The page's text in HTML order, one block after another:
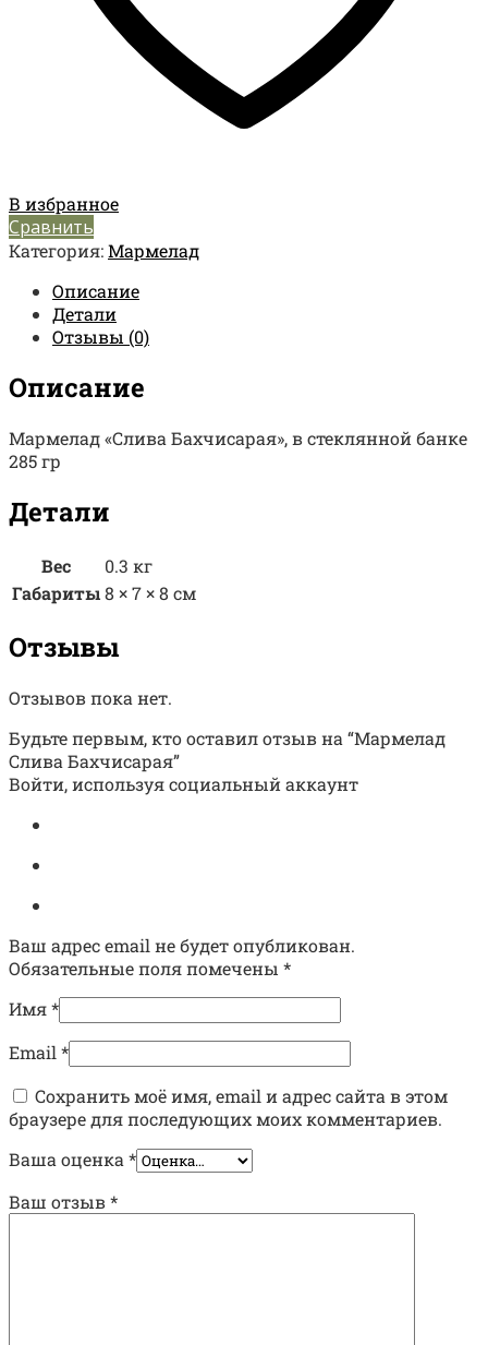
В избранное
Сравнить
Категория:Мармелад
Описание
Детали
Отзывы (0)
Описание
Мармелад «Слива Бахчисарая», в стеклянной банке
285 гр
Детали
Вес
0.3 кг
Габариты8 × 7 × 8 см
Отзывы
Отзывов пока нет.
Будьте первым, кто оставил отзыв на “Мармелад
Слива Бахчисарая”
Войти, используя социальный аккаунт
Ваш адрес email не будет опубликован.
Обязательные поля помечены *
Имя*
Email *
Сохранить моё имя, email и адрес сайта в этом
браузере для последующих моих комментариев.
Ваша оценка *
Ваш отзыв*